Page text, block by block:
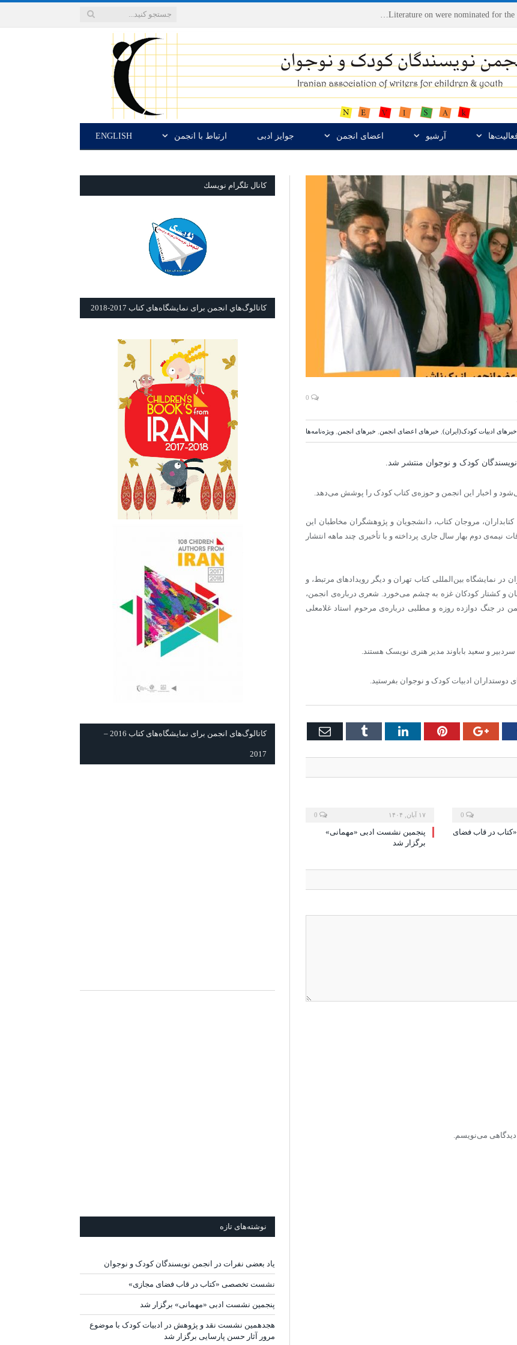
آرشیو اعضای انجمن جوایز ادبی ارتباط با انجمن ENGLISH
خبرهای ادبیات کودک(ایران) خبرهای اعضای انجمن خبرهای انجمن ويژه‌نامه‌ها
کودک و نوجوان منتشر شد.
و اخبار این انجمن و حوزه‌‌ی کتاب کودک را پوشش می‌دهد.
مروجان کتاب، دانشجویان و پژوهشگران مخاطبان این
دوم نویسک در ۵۳ صفحه به اتفاقات نیمه‌ی دوم بهار سال جاری پرداخته و با تأخیری چند ماهه انتشار
نمایشگاه بین‌المللی کتاب تهران و دیگر رویدادهای مرتبط، و
و کشتار کودکان غزه به چشم می‌خورد. شعری درباره‌ی انجمن،
در جنگ دوازده روزه و مطلبی درباره‌ی مرحوم استاد غلامعلی
و سعید باباوند مدیر هنری نویسک هستند.
دوستداران ادبیات کودک و نوجوان بفرستید.
Facebook
Google+
Pinterest
LinkedIn
Tumblr
Email
در قاب فضای
۱۷ آبان, ۱۴۰۴
پنجمین نشست ادبی «مهمانی»
برگزار شد
دیدگاهی می‌نویسم.
كانال تلگرام نويسك
كاتالوگ‌هاي انجمن برای نمايشگاه‌های كتاب 2017-2018
كاتالوگ‌های انجمن برای نمايشگاه‌های كتاب 2016 –
2017
نوشته‌های تازه
یاد بعضی نفرات در انجمن نویسندگان کودک و نوجوان
نشست تخصصی «کتاب در قاب فضای مجازی»
پنجمین نشست ادبی «مهمانی» برگزار شد
هجدهمین نشست نقد و پژوهش در ادبیات کودک با موضوع
مرور آثار حسن پارسایی برگزار شد